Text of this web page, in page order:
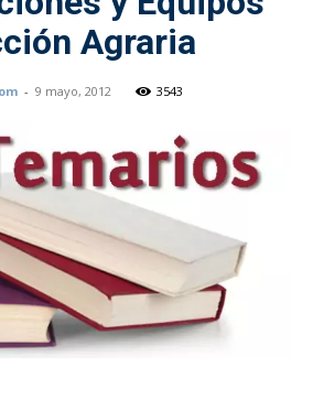
Agraria
- 9 mayo, 2012 3543